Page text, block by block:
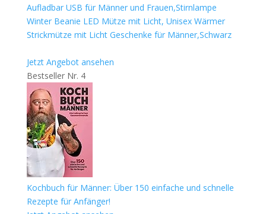
Aufladbar USB für Männer und Frauen,Stirnlampe
Winter Beanie LED Mütze mit Licht, Unisex Wärmer
Strickmütze mit Licht Geschenke für Männer,Schwarz
Jetzt Angebot ansehen
Bestseller Nr. 4
Kochbuch für Männer: Über 150 einfache und schnelle
Rezepte für Anfänger!